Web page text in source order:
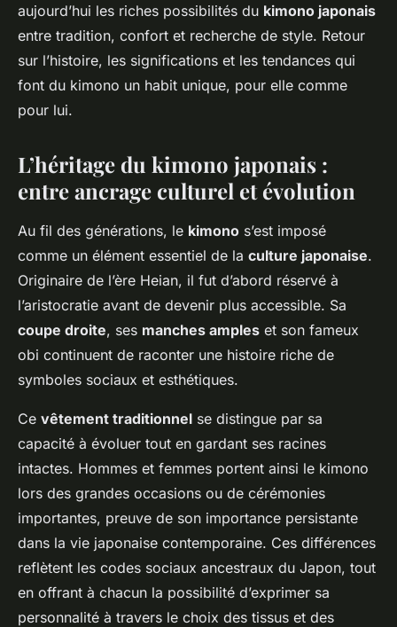
aujourd’hui les riches possibilités du kimono japonais
entre tradition, confort et recherche de style. Retour
sur l’histoire, les significations et les tendances qui
font du kimono un habit unique, pour elle comme
pour lui.
L’héritage du kimono japonais :
entre ancrage culturel et évolution
Au fil des générations, le kimono s’est imposé
comme un élément essentiel de la culture japonaise.
Originaire de l’ère Heian, il fut d’abord réservé à
l’aristocratie avant de devenir plus accessible. Sa
coupe droite, ses manches amples et son fameux
obi continuent de raconter une histoire riche de
symboles sociaux et esthétiques.
Ce vêtement traditionnel se distingue par sa
capacité à évoluer tout en gardant ses racines
intactes. Hommes et femmes portent ainsi le kimono
lors des grandes occasions ou de cérémonies
importantes, preuve de son importance persistante
dans la vie japonaise contemporaine. Ces différences
reflètent les codes sociaux ancestraux du Japon, tout
en offrant à chacun la possibilité d’exprimer sa
personnalité à travers le choix des tissus et des